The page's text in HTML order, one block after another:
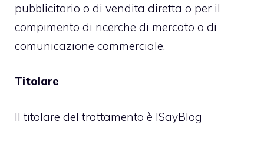
pubblicitario o di vendita diretta o per il
compimento di ricerche di mercato o di
comunicazione commerciale.
Titolare
Il titolare del trattamento è ISayBlog